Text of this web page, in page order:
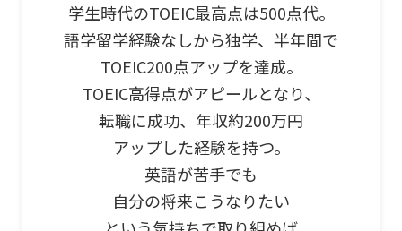
学生時代のTOEIC最高点は500点代。
語学留学経験なしから独学、半年間で
TOEIC200点アップを達成。
TOEIC高得点がアピールとなり、
転職に成功、年収約200万円
アップした経験を持つ。
英語が苦手でも
自分の将来こうなりたい